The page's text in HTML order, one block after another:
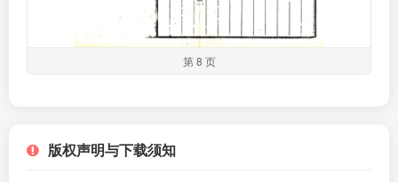
第 8 页
版权声明与下载须知